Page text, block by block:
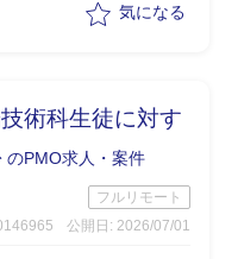
に知見の薄い客先プロパ
気になる
術科生徒に対す
のPMO求人・案件
フルリモート
公開日: 2026/07/01